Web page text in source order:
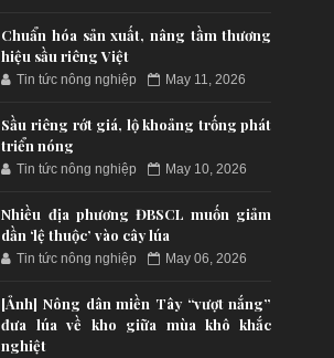
Chuẩn hóa sản xuất, nâng tầm thương
hiệu sầu riêng Việt
Tin tức nông nghiệp May 11, 2026
Sầu riêng rớt giá, lộ khoảng trống phát
triển nóng
Tin tức nông nghiệp May 10, 2026
Nhiều địa phương ĐBSCL muốn giảm
dần ‘lệ thuộc’ vào cây lúa
Tin tức nông nghiệp May 06, 2026
[Ảnh] Nông dân miền Tây “vượt nắng”
đưa lúa về kho giữa mùa khô khắc
nghiệt